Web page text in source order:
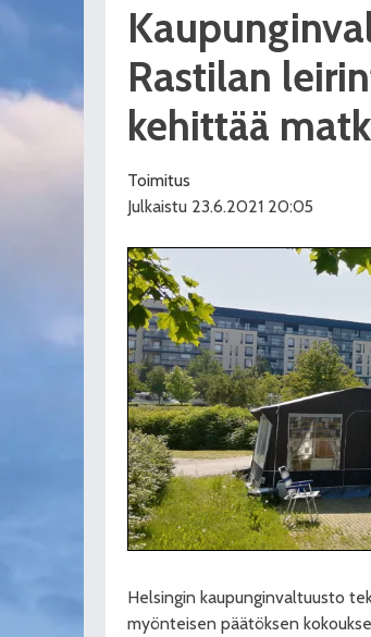
Rastilan
kehittää
Toimitus
Julkaistu 23.6.2021 20:05
Helsingin kaupunginvaltuusto
myönteisen päätöksen